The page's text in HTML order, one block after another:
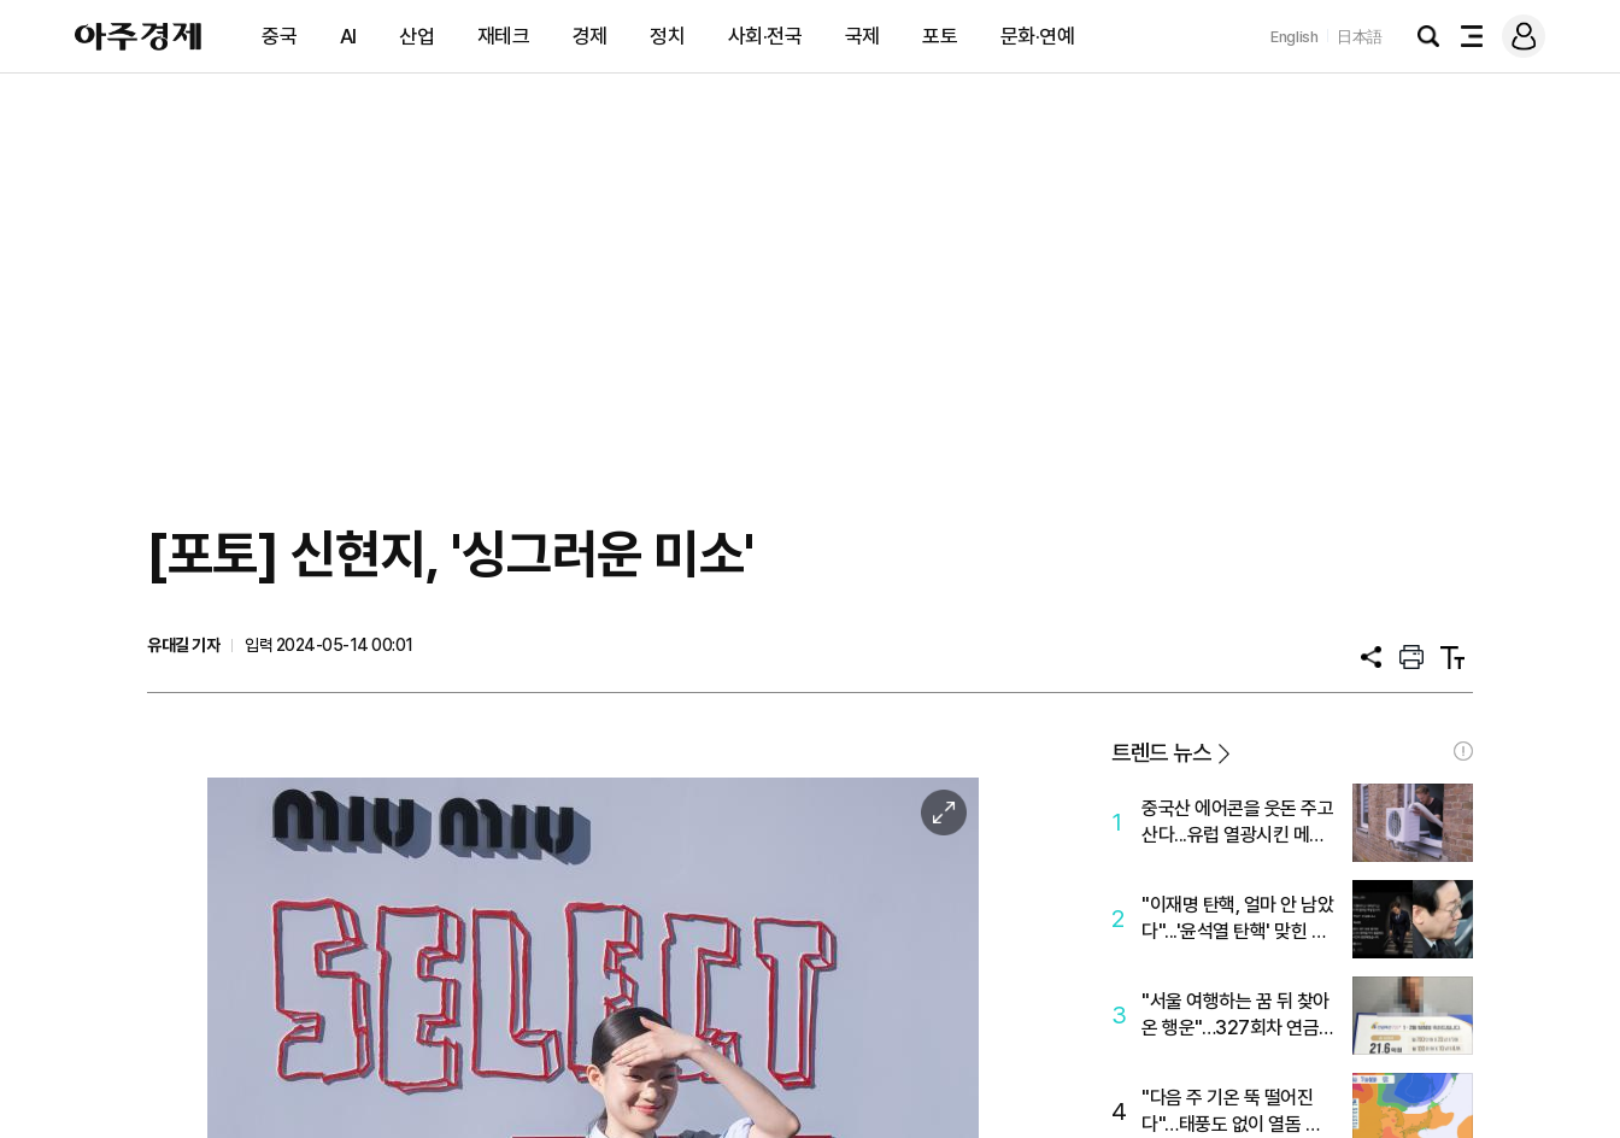
아
주
제
중국 AI 산업 재테크 경제 정치 사회·전국 국제 포토 문화·연예 English 日本語
검
전
메
그
[포토] 신현지, '싱그러운 미소'
유대길 기자
입력 2024-05-14 00:01
공
프
트
텍
트
이
미
트렌드 뉴스
1
중국산 에어콘을 웃돈 주고
산다...유럽 열광시킨 메이
2
"이재명 탄핵, 얼마 안 남았
다"...'윤석열 탄핵' 맞힌 무
3
"서울 여행하는 꿈 뒤 찾아
온 행운"…327회차 연금
4
"다음 주 기온 뚝 떨어진
다"…태풍도 없이 열돔 박